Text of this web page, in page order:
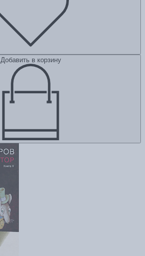
Добавить в корзину